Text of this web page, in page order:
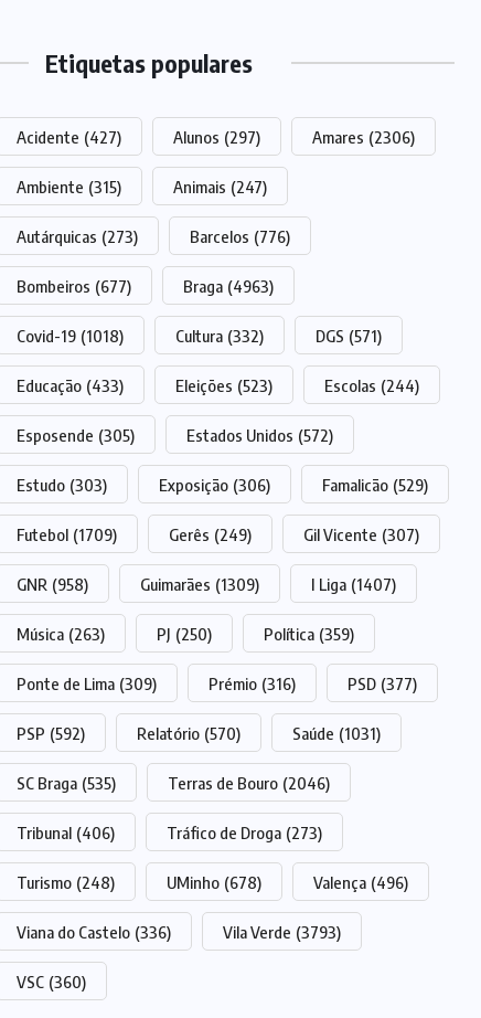
Etiquetas populares
Acidente (427) Alunos (297) Amares (2306)
Ambiente (315) Animais (247)
Autárquicas (273) Barcelos (776)
Bombeiros (677) Braga (4963)
Covid-19 (1018) Cultura (332) DGS (571)
Educação (433) Eleições (523) Escolas (244)
Esposende (305) Estados Unidos (572)
Estudo (303) Exposição (306) Famalicão (529)
Futebol (1709) Gerês (249) Gil Vicente (307)
GNR (958) Guimarães (1309) I Liga (1407)
Música (263) PJ (250) Política (359)
Ponte de Lima (309) Prémio (316) PSD (377)
PSP (592) Relatório (570) Saúde (1031)
SC Braga (535) Terras de Bouro (2046)
Tribunal (406) Tráfico de Droga (273)
Turismo (248) UMinho (678) Valença (496)
Viana do Castelo (336) Vila Verde (3793)
VSC (360)